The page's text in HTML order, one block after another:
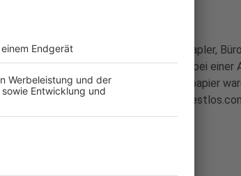
abgegeben zum Beispiel für Gabelstapler,
Besonders groß war die Nachfrage bei einer
es. Und auch Monitore und Kopierpapier
war ein Hasenkostüm. Laut